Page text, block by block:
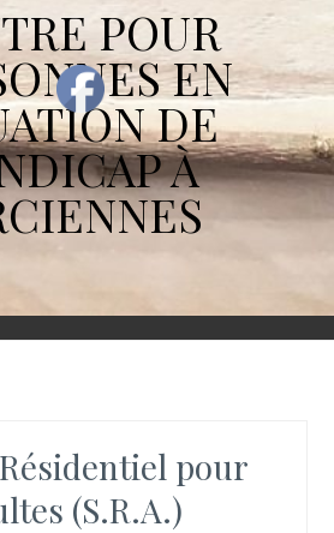
POUR
EN
DE
À
pour
(S.R.A.)